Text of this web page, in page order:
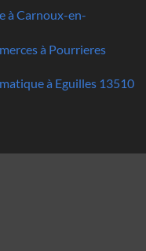
à Carnoux-en-
à Pourrieres
à Eguilles 13510